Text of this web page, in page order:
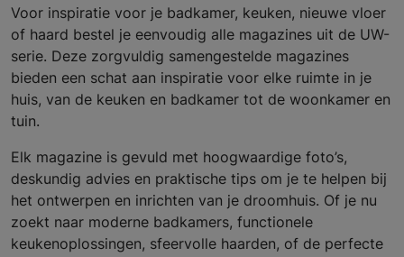
Voor inspiratie voor je badkamer, keuken, nieuwe vloer
of haard bestel je eenvoudig alle magazines uit de UW-
serie. Deze zorgvuldig samengestelde magazines
bieden een schat aan inspiratie voor elke ruimte in je
huis, van de keuken en badkamer tot de woonkamer en
tuin.
Elk magazine is gevuld met hoogwaardige foto’s,
deskundig advies en praktische tips om je te helpen bij
het ontwerpen en inrichten van je droomhuis. Of je nu
zoekt naar moderne badkamers, functionele
keukenoplossingen, sfeervolle haarden, of de perfecte